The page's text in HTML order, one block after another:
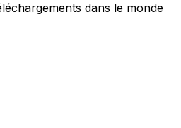
dans le monde